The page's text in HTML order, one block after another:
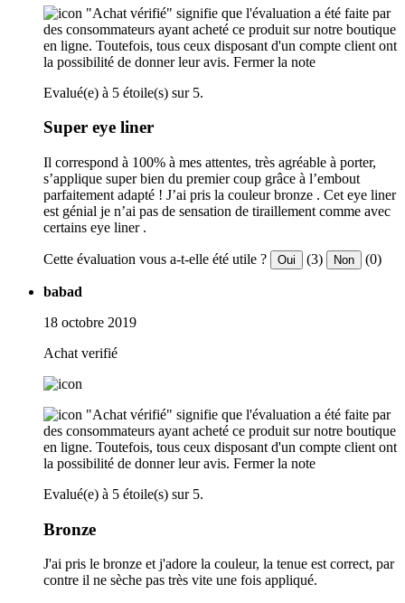
"Achat vérifié" signifie que l'évaluation a été faite par
des consommateurs ayant acheté ce produit sur notre boutique
en ligne. Toutefois, tous ceux disposant d'un compte client ont
la possibilité de donner leur avis. Fermer la note
Evalué(e) à 5 étoile(s) sur 5.
Super eye liner
Il correspond à 100% à mes attentes, très agréable à porter,
s’applique super bien du premier coup grâce à l’embout
parfaitement adapté ! J’ai pris la couleur bronze . Cet eye liner
est génial je n’ai pas de sensation de tiraillement comme avec
certains eye liner .
Cette évaluation vous a-t-elle été utile ? Oui (3) Non (0)
babad
18 octobre 2019
Achat verifié
"Achat vérifié" signifie que l'évaluation a été faite par
des consommateurs ayant acheté ce produit sur notre boutique
en ligne. Toutefois, tous ceux disposant d'un compte client ont
la possibilité de donner leur avis. Fermer la note
Evalué(e) à 5 étoile(s) sur 5.
Bronze
J'ai pris le bronze et j'adore la couleur, la tenue est correct, par
contre il ne sèche pas très vite une fois appliqué.